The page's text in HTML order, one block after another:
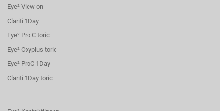
Eye² View on
Clariti 1Day
Eye² Pro C toric
Eye² Oxyplus toric
Eye² ProC 1Day
Clariti 1Day toric